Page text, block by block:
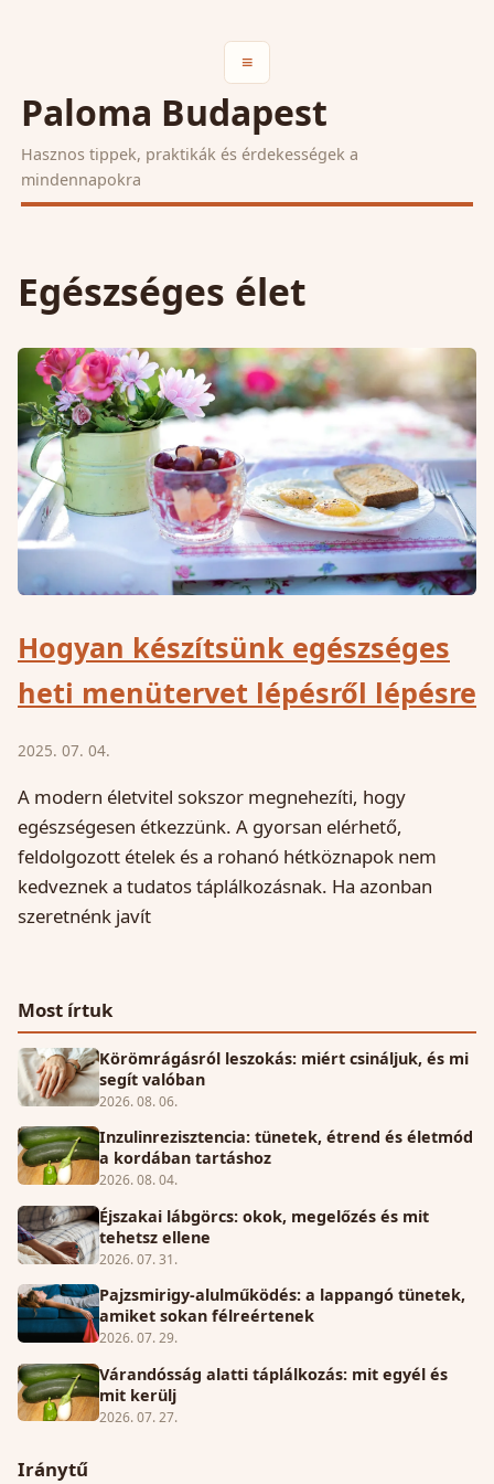
≡
Paloma Budapest
Hasznos tippek, praktikák és érdekességek a
mindennapokra
Egészséges élet
Hogyan készítsünk egészséges
heti menütervet lépésről lépésre
2025. 07. 04.
A modern életvitel sokszor megnehezíti, hogy
egészségesen étkezzünk. A gyorsan elérhető,
feldolgozott ételek és a rohanó hétköznapok nem
kedveznek a tudatos táplálkozásnak. Ha azonban
szeretnénk javít
Most írtuk
Körömrágásról leszokás: miért csináljuk, és mi
segít valóban
2026. 08. 06.
Inzulinrezisztencia: tünetek, étrend és életmód
a kordában tartáshoz
2026. 08. 04.
Éjszakai lábgörcs: okok, megelőzés és mit
tehetsz ellene
2026. 07. 31.
Pajzsmirigy-alulműködés: a lappangó tünetek,
amiket sokan félreértenek
2026. 07. 29.
Várandósság alatti táplálkozás: mit egyél és
mit kerülj
2026. 07. 27.
Iránytű